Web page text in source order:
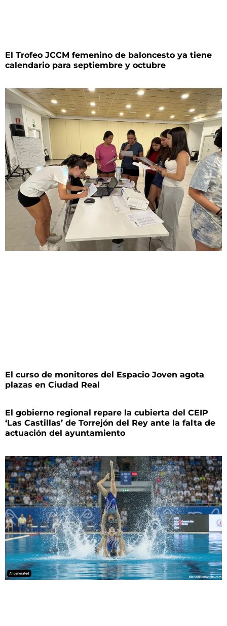
El Trofeo JCCM femenino de baloncesto ya tiene
calendario para septiembre y octubre
El curso de monitores del Espacio Joven agota
plazas en Ciudad Real
El gobierno regional repare la cubierta del CEIP
‘Las Castillas’ de Torrejón del Rey ante la falta de
actuación del ayuntamiento